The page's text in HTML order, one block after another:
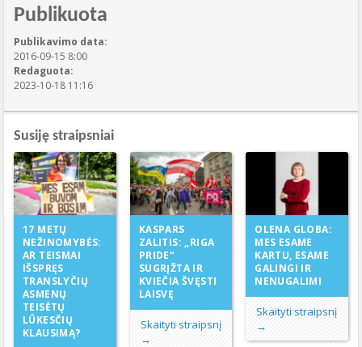
Publikuota
Publikavimo data:
2016-09-15 8:00
Redaguota:
2023-10-18 11:16
Susiję straipsniai
17 METŲ
NEŽINOMYBĖS:
AR TEISMAI
IŠSPRĘS
TRANSLYČIŲ
ASMENŲ
TEISĖTŲ
LŪKESČIŲ
KLAUSIMĄ?
KASPARS
ZALITIS: „RIGA
PRIDE“
SUGRĮŽTA IR
KVIEČIA ŠVĘSTI
LAISVĘ
Skaityti straipsnį
→
OLENA GLOBA:
MES ESAME
KARTU, ESAME
GALINGI IR
NENUGALIMI
Skaityti straipsnį
→